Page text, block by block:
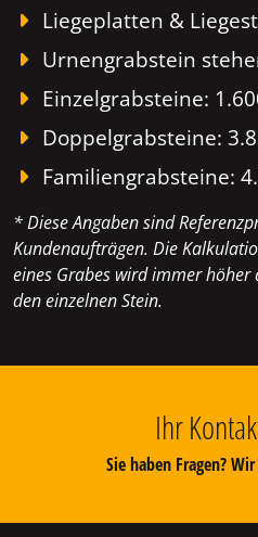
Liegeplatten &
Urnengrabstein
Einzelgrabsteine:
Doppelgrabsteine:
Familiengrabsteine:
* Diese Angaben sind
Kundenaufträgen. Die
eines Grabes wird immer
den einzelnen Stein.
Ihr
Sie haben Fragen?